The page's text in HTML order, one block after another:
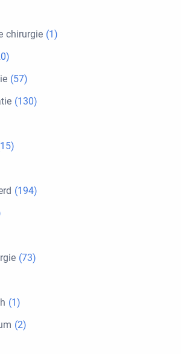
chirurgie (1)
(57)
(130)
(194)
(73)
(1)
(2)